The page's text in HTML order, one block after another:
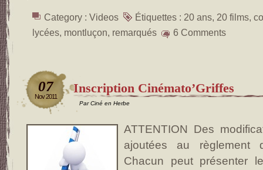
Category : Videos Étiquettes : 20 ans, 20 films,
lycées, montluçon, remarqués 6 Comments
07
Nov 2011
Inscription Cinémato’Griffes
Par Ciné en Herbe
ATTENTION Des
ajoutées au règlement
Chacun peut présenter